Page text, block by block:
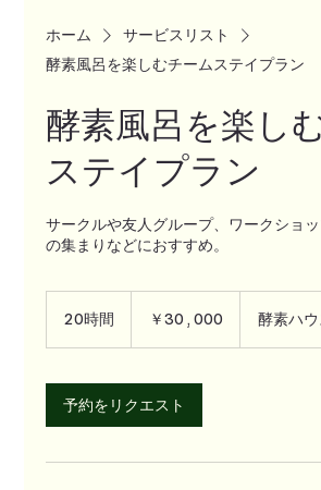
ホーム
サービスリスト
酵素風呂を楽しむチームステイプラン
酵素風呂を楽し
ステイプラン
サークルや友人グループ、ワークショ
の集まりなどにおすすめ。
20時間
間
￥30,000 酵素ハウ
予約をリクエスト